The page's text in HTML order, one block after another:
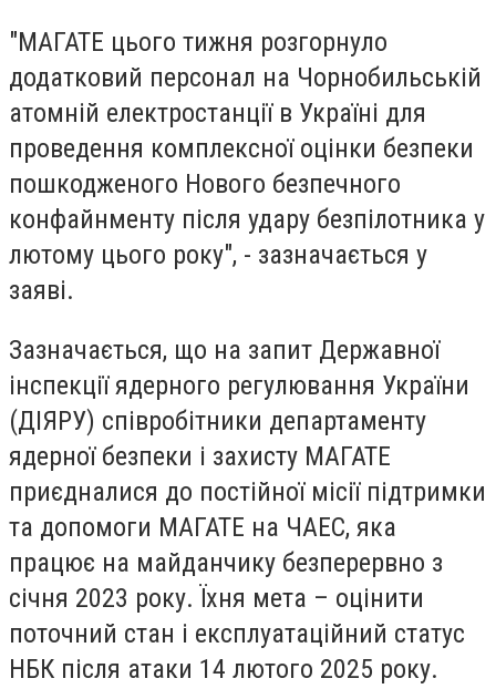
"МАГАТЕ цього тижня розгорнуло
додатковий персонал на Чорнобильській
атомній електростанції в Україні для
проведення комплексної оцінки безпеки
пошкодженого Нового безпечного
конфайнменту після удару безпілотника у
лютому цього року", - зазначається у
заяві.
Зазначається, що на запит Державної
інспекції ядерного регулювання України
(ДІЯРУ) співробітники департаменту
ядерної безпеки і захисту МАГАТЕ
приєдналися до постійної місії підтримки
та допомоги МАГАТЕ на ЧАЕС, яка
працює на майданчику безперервно з
січня 2023 року. Їхня мета – оцінити
поточний стан і експлуатаційний статус
НБК після атаки 14 лютого 2025 року.